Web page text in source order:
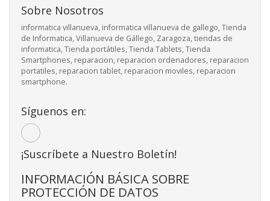
Sobre Nosotros
informatica villanueva, informatica villanueva de gallego, Tienda
de Informatica, Villanueva de Gállego, Zaragoza, tiendas de
informatica, Tienda portátiles, Tienda Tablets, Tienda
Smartphones, reparacion, reparacion ordenadores, reparacion
portatiles, reparacion tablet, reparacion moviles, reparacion
smartphone.
Síguenos en:
¡Suscríbete a Nuestro Boletín!
INFORMACIÓN BÁSICA SOBRE
PROTECCIÓN DE DATOS